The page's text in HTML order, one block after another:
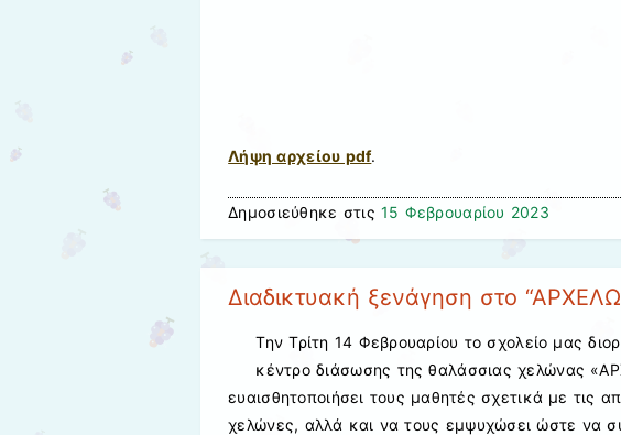
Λήψη αρχείου pdf.
Δημοσιεύθηκε στις 15 Φεβρουαρίου 2023
Διαδικτυακή ξενάγηση στο
Την Τρίτη 14 Φεβρουαρίου το σχολείο μας
κέντρο διάσωσης της θαλάσσιας χελώνας
ευαισθητοποιήσει τους μαθητές σχετικά με τις
χελώνες, αλλά και να τους εμψυχώσει ώστε να